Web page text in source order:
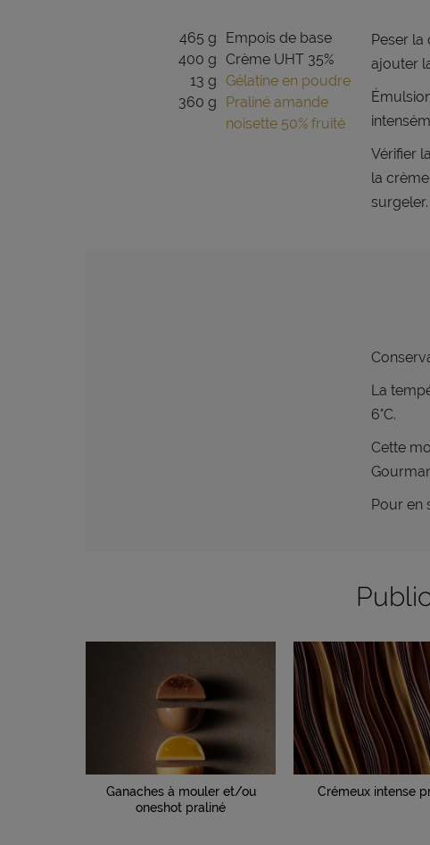
465 g
Empois de base
400 g Crème UHT 35%
13 g Gélatine en poudre
360 g
Praliné amande
noisette 50% fruité
Peser
ajouter
Vérifier
la
surgeler.
La
6°C.
Cette
Pour en
Ganaches à mouler et/ou
oneshot praliné
Crémeux intense